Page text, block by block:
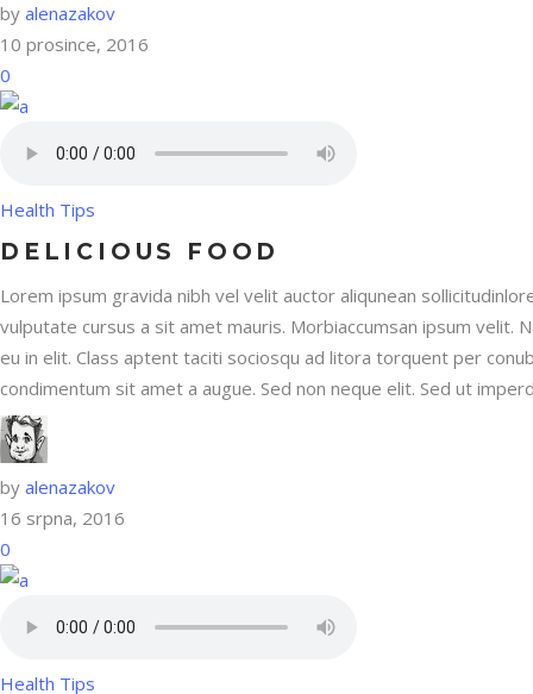
by alenazakov
10 prosince, 2016
0
Health Tips
DELICIOUS FOOD
Lorem ipsum gravida nibh vel velit auctor aliqunean
vulputate cursus a sit amet mauris. Morbiaccumsan ipsum velit.
eu in elit. Class aptent taciti sociosqu ad litora torquent per
condimentum sit amet a augue. Sed non neque elit. Sed ut
by alenazakov
16 srpna, 2016
0
Health Tips